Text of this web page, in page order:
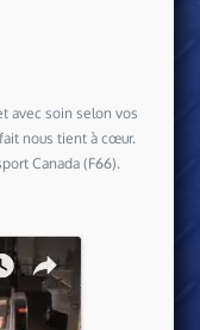
avec soin selon vos
nous tient à cœur.
Canada (F66).